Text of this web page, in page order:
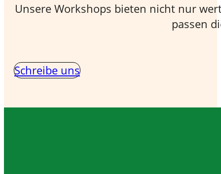
Unsere Workshops bieten nicht nur
passen
Schreibe uns